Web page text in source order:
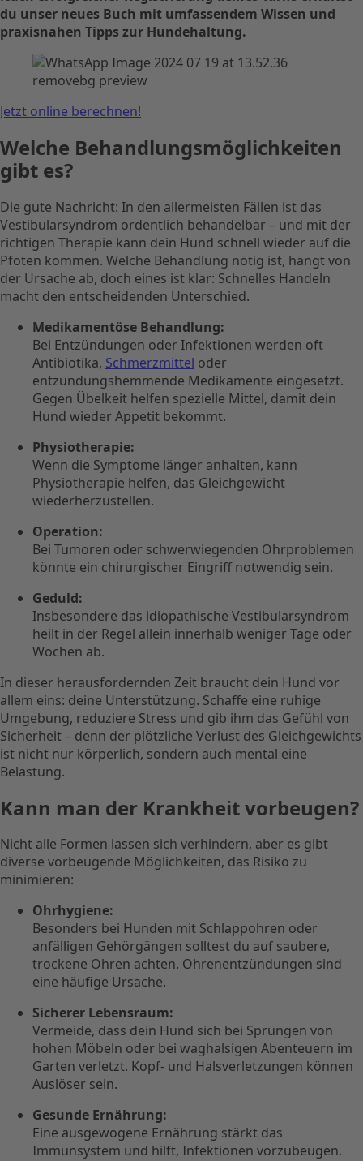
du unser neues Buch mit umfassendem Wissen und
praxisnahen Tipps zur Hundehaltung.
Jetzt online berechnen!
Welche Behandlungsmöglichkeiten
gibt es?
Die gute Nachricht: In den allermeisten Fällen ist das
Vestibularsyndrom ordentlich behandelbar – und mit der
richtigen Therapie kann dein Hund schnell wieder auf die
Pfoten kommen. Welche Behandlung nötig ist, hängt von
der Ursache ab, doch eines ist klar: Schnelles Handeln
macht den entscheidenden Unterschied.
Medikamentöse Behandlung:
Bei Entzündungen oder Infektionen werden oft
Antibiotika, Schmerzmittel oder
entzündungshemmende Medikamente eingesetzt.
Gegen Übelkeit helfen spezielle Mittel, damit dein
Hund wieder Appetit bekommt.
Physiotherapie:
Wenn die Symptome länger anhalten, kann
Physiotherapie helfen, das Gleichgewicht
wiederherzustellen.
Operation:
Bei Tumoren oder schwerwiegenden Ohrproblemen
könnte ein chirurgischer Eingriff notwendig sein.
Geduld:
Insbesondere das idiopathische Vestibularsyndrom
heilt in der Regel allein innerhalb weniger Tage oder
Wochen ab.
In dieser herausfordernden Zeit braucht dein Hund vor
allem eins: deine Unterstützung. Schaffe eine ruhige
Umgebung, reduziere Stress und gib ihm das Gefühl von
Sicherheit – denn der plötzliche Verlust des Gleichgewichts
ist nicht nur körperlich, sondern auch mental eine
Belastung.
Kann man der Krankheit vorbeugen?
Nicht alle Formen lassen sich verhindern, aber es gibt
diverse vorbeugende Möglichkeiten, das Risiko zu
minimieren:
Ohrhygiene:
Besonders bei Hunden mit Schlappohren oder
anfälligen Gehörgängen solltest du auf saubere,
trockene Ohren achten. Ohrenentzündungen sind
eine häufige Ursache.
Sicherer Lebensraum:
Vermeide, dass dein Hund sich bei Sprüngen von
hohen Möbeln oder bei waghalsigen Abenteuern im
Garten verletzt. Kopf- und Halsverletzungen können
Auslöser sein.
Gesunde Ernährung:
Eine ausgewogene Ernährung stärkt das
Immunsystem und hilft, Infektionen vorzubeugen.